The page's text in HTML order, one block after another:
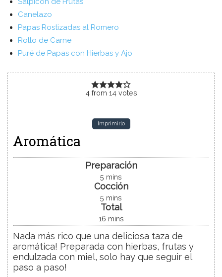
Canelazo
Papas Rostizadas al Romero
Rollo de Carne
Puré de Papas con Hierbas y Ajo
4from 14votes
Imprimirlo
Aromática
Preparación
5 mins
Cocción
5 mins
Total
16 mins
Nada más rico que una deliciosa taza de
aromática! Preparada con hierbas, frutas y
endulzada con miel, solo hay que seguir el
paso a paso!